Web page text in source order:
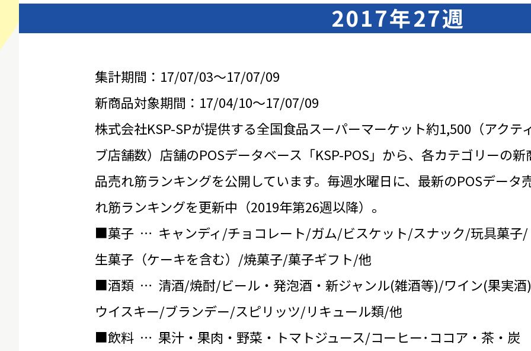
2017年27週
集計期間：17/07/03～17/07/09
新商品対象期間：17/04/10～17/07/09
株式会社KSP-SPが提供する全国食品スーパーマーケット約1,500（アクテ
ブ店舗数）店舗のPOSデータベース「KSP-POS」から、各カテゴリーの新
品売れ筋ランキングを公開しています。毎週水曜日に、最新のPOSデータ
れ筋ランキングを更新中（2019年第26週以降）。
■菓子 … キャンディ/チョコレート/ガム/ビスケット/スナック/玩具菓子/
生菓子（ケーキを含む）/焼菓子/菓子ギフト/他
■酒類 … 清酒/焼酎/ビール・発泡酒・新ジャンル(雑酒等)/ワイン(果実
ウイスキー/ブランデー/スピリッツ/リキュール類/他
■飲料 … 果汁・果肉・野菜・トマトジュース/コーヒー･ココア・茶・炭